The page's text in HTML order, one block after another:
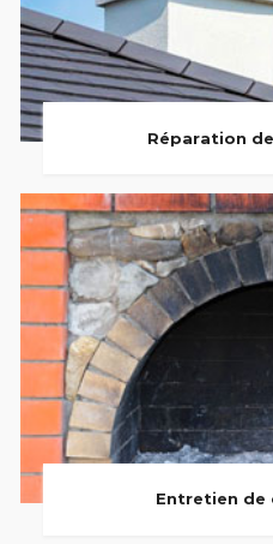
Réparation
Entretien de